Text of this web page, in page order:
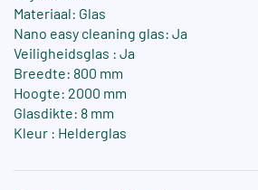
Materiaal: Glas
Nano easy cleaning glas: Ja
Veiligheidsglas : Ja
Breedte: 800 mm
Hoogte: 2000 mm
Glasdikte: 8 mm
Kleur : Helderglas